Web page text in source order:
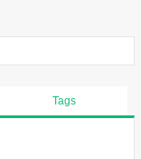
Tags